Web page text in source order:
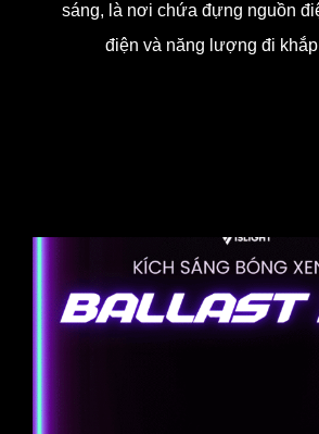
sáng, là nơi chứa đựng nguồn
điện và năng lượng đi